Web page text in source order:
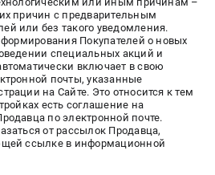
причин с предварительным
или без такого уведомления.
Покупателей о новых
специальных акций и
включает в свою
почты, указанные
на Сайте. Это относится к тем
есть соглашение на
по электронной почте.
от рассылок Продавца,
ссылке в информационной